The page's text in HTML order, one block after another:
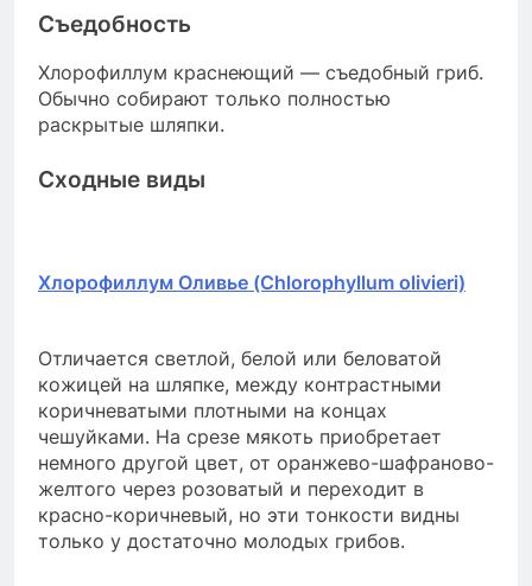
Съедобность
Хлорофиллум краснеющий — съедобный гриб.
Обычно собирают только полностью
раскрытые шляпки.
Сходные виды
Хлорофиллум Оливье (Chlorophyllum olivieri)
Отличается светлой, белой или беловатой
кожицей на шляпке, между контрастными
коричневатыми плотными на концах
чешуйками. На срезе мякоть приобретает
немного другой цвет, от оранжево-шафраново-
желтого через розоватый и переходит в
красно-коричневый, но эти тонкости видны
только у достаточно молодых грибов.